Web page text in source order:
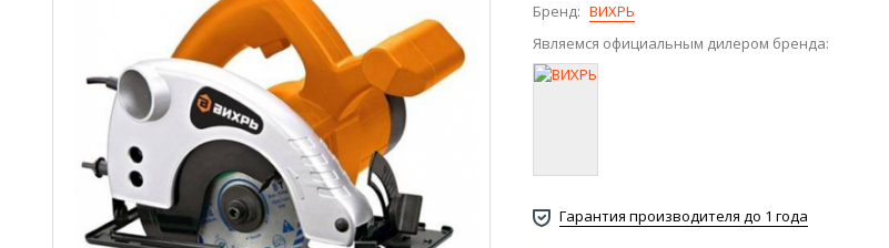
Бренд: ВИХРЬ
Являемся официальным дилером бренда:
Гарантия производителя до 1 года